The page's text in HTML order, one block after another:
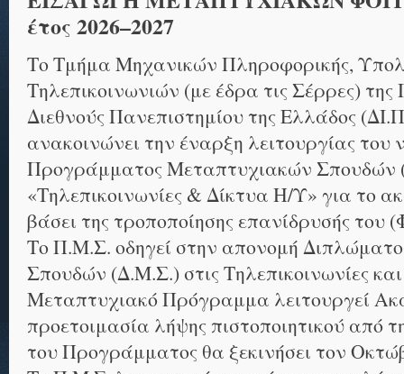
έτος 2026–2027
Το Τμήμα Μηχανικών Πληροφορικής,
Τηλεπικοινωνιών (με έδρα τις Σέρρες)
Διεθνούς Πανεπιστημίου της Ελλάδος
ανακοινώνει την έναρξη λειτουργίας του
Προγράμματος Μεταπτυχιακών Σπουδών
«Τηλεπικοινωνίες & Δίκτυα Η/Υ» για το
βάσει της τροποποίησης επανίδρυσής του
Το Π.Μ.Σ. οδηγεί στην απονομή
Σπουδών (Δ.Μ.Σ.) στις Τηλεπικοινωνίες
Μεταπτυχιακό Πρόγραμμα λειτουργεί
προετοιμασία λήψης πιστοποιητικού από
του Προγράμματος θα ξεκινήσει τον